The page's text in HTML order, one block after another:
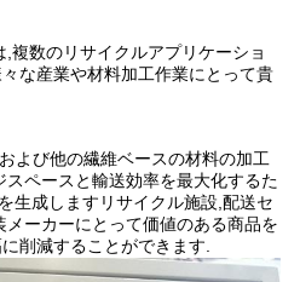
複数のリサイクルアプリケーショ
な産業や材料加工作業にとって貴
よび他の繊維ベースの材料の加工
ペースと輸送効率を最大化するた
生成しますリサイクル施設,配送セ
ーカーにとって価値のある商品を
削減することができます.